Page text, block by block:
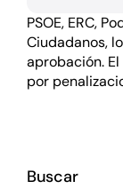
PSOE, ERC,
Ciudadanos,
aprobación.
por
Buscar